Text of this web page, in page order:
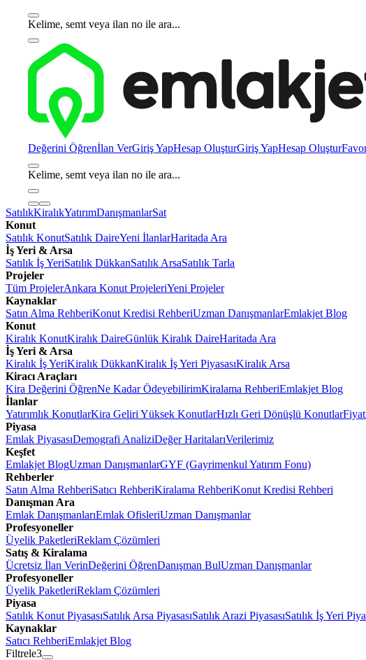
Kelime, semt veya ilan no ile ara...
Değerini Öğrenİlan VerGiriş YapHesap OluşturGiriş YapHesap Oluştur
Kelime, semt veya ilan no ile ara...
SatılıkKiralıkYatırımDanışmanlarSat
Konut
Satılık KonutSatılık DaireYeni İlanlarHaritada Ara
İş Yeri & Arsa
Satılık İş YeriSatılık DükkanSatılık ArsaSatılık Tarla
Projeler
Tüm ProjelerAnkara Konut ProjeleriYeni Projeler
Kaynaklar
Satın Alma RehberiKonut Kredisi RehberiUzman DanışmanlarEmlakjet Blog
Konut
Kiralık KonutKiralık DaireGünlük Kiralık DaireHaritada Ara
İş Yeri & Arsa
Kiralık İş YeriKiralık DükkanKiralık İş Yeri PiyasasıKiralık Arsa
Kiracı Araçları
Kira Değerini ÖğrenNe Kadar ÖdeyebilirimKiralama RehberiEmlakjet Blog
İlanlar
Yatırımlık KonutlarKira Geliri Yüksek KonutlarHızlı Geri Dönüşlü Konutlar
Piyasa
Emlak PiyasasıDemografi AnaliziDeğer HaritalarıVerilerimiz
Keşfet
Emlakjet BlogUzman DanışmanlarGYF (Gayrimenkul Yatırım Fonu)
Rehberler
Satın Alma RehberiSatıcı RehberiKiralama RehberiKonut Kredisi Rehberi
Danışman Ara
Emlak DanışmanlarıEmlak OfisleriUzman Danışmanlar
Profesyoneller
Üyelik PaketleriReklam Çözümleri
Satış & Kiralama
Ücretsiz İlan VerinDeğerini ÖğrenDanışman BulUzman Danışmanlar
Profesyoneller
Üyelik PaketleriReklam Çözümleri
Piyasa
Satılık Konut PiyasasıSatılık Arsa PiyasasıSatılık Arazi PiyasasıSatılık İş Yeri
Kaynaklar
Satıcı RehberiEmlakjet Blog
Filtrele3